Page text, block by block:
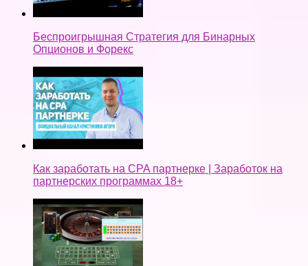
Беспроигрышная Стратегия для Бинарных
Опционов и Форекс
Как заработать на CPA партнерке | Заработок на
партнерских программах 18+